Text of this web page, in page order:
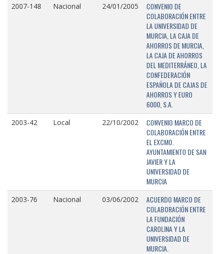
2007-148 Nacional 24/01/2005
CONVENIO DE
COLABORACIÓN ENTRE
LA UNIVERSIDAD DE
MURCIA, LA CAJA DE
AHORROS DE MURCIA,
LA CAJA DE AHORROS
DEL MEDITERRÁNEO, LA
CONFEDERACIÓN
ESPAÑOLA DE CAJAS DE
AHORROS Y EURO
6000, S.A.
2003-42 Local 22/10/2002
CONVENIO MARCO DE
COLABORACIÓN ENTRE
EL EXCMO.
AYUNTAMIENTO DE SAN
JAVIER Y LA
UNIVERSIDAD DE
MURCIA
2003-76 Nacional 03/06/2002
ACUERDO MARCO DE
COLABORACIÓN ENTRE
LA FUNDACIÓN
CAROLINA Y LA
UNIVERSIDAD DE
MURCIA.